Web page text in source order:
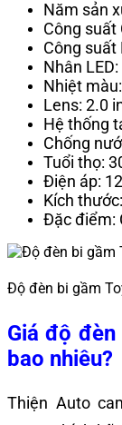
Năm sản
Công suất
Công suất
Nhân
Nhiệt
Lens: 2.0
Hệ thống
Chống
Tuổi thọ:
Điện áp:
Kích
Đặc điểm:
Độ đèn bi gầm
Giá độ
bao nhiêu?
Thiện Auto